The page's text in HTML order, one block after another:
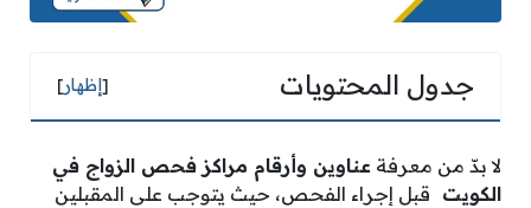
جدول المحتويات [إظهار]
لا بدّ من معرفة عناوين وأرقام مراكز فحص الزواج في
الكويت قبل إجراء الفحص، حيث يتوجب على المقبلين